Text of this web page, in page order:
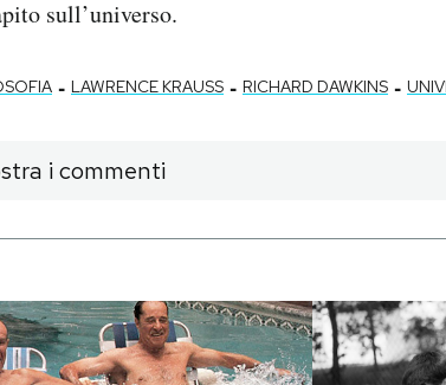
sull’universo.
- LAWRENCE KRAUSS - RICHARD DAWKINS -
i commenti